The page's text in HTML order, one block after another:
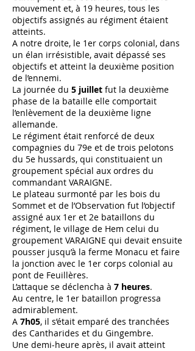
mouvement et, à 19 heures, tous les
objectifs assignés au régiment étaient
atteints.
A notre droite, le 1er corps colonial, dans
un élan irrésistible, avait dépassé ses
objectifs et atteint la deuxième position
de l’ennemi.
La journée du 5 juillet fut la deuxième
phase de la bataille elle comportait
l’enlèvement de la deuxième ligne
allemande.
Le régiment était renforcé de deux
compagnies du 79e et de trois pelotons
du 5e hussards, qui constituaient un
groupement spécial aux ordres du
commandant VARAIGNE.
Le plateau surmonté par les bois du
Sommet et de l’Observation fut l’objectif
assigné aux 1er et 2e bataillons du
régiment, le village de Hem celui du
groupement VARAIGNE qui devait ensuite
pousser jusqu’à la ferme Monacu et faire
la jonction avec le 1er corps colonial au
pont de Feuillères.
L’attaque se déclencha à 7 heures.
Au centre, le 1er bataillon progressa
admirablement.
A 7h05, il s’était emparé des tranchées
des Cantharides et du Gingembre.
Une demi-heure après, il avait atteint